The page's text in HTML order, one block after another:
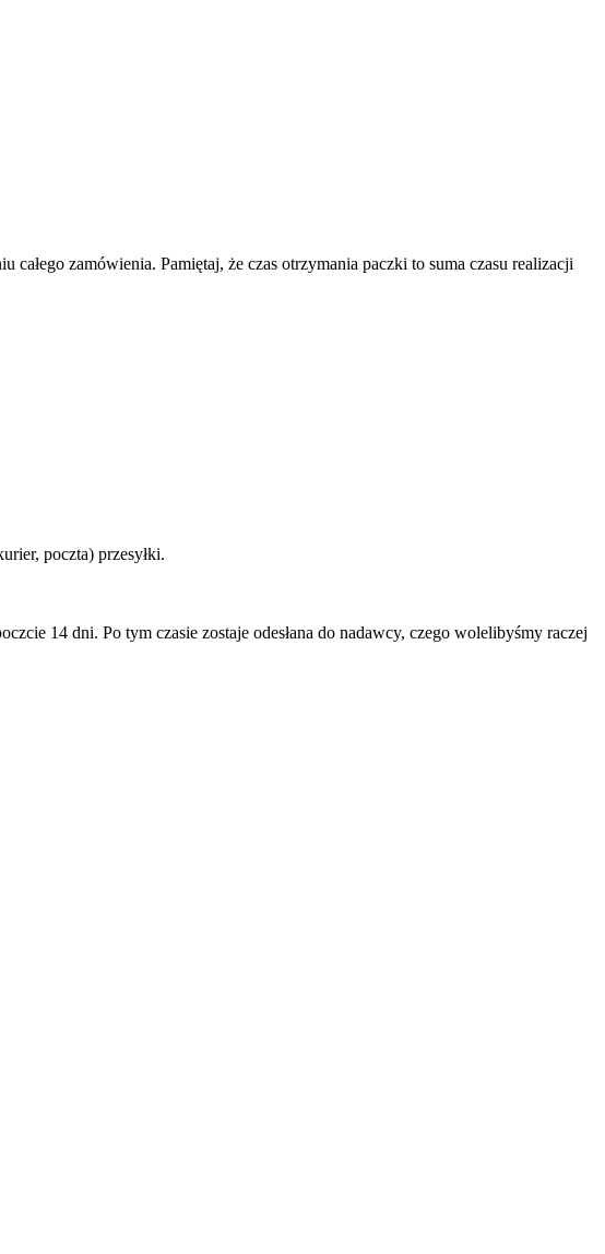
zamówienia. Pamiętaj, że czas otrzymania paczki to suma czasu realizacji
poczta) przesyłki.
14 dni. Po tym czasie zostaje odesłana do nadawcy, czego wolelibyśmy raczej